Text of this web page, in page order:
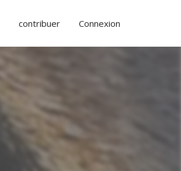
contribuer Connexion